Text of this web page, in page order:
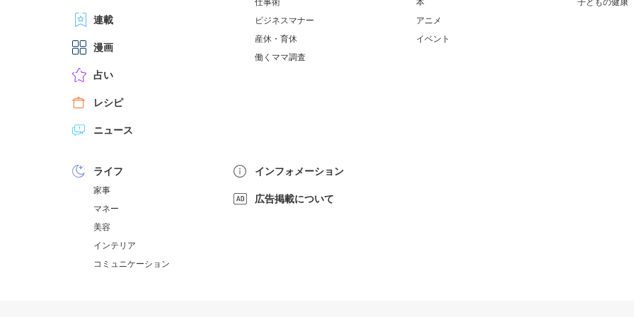
連載
漫画
占い
レシピ
ニュース
仕事術
ビジネスマナー
産休・育休
働くママ調査
本
アニメ
イベント
子どもの健康
ライフ
家事
マネー
美容
インテリア
コミュニケーション
インフォメーション
広告掲載について